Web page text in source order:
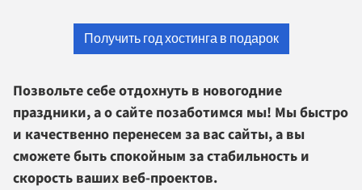
Получить год хостинга в подарок
Позвольте себе отдохнуть в новогодние
праздники, а о сайте позаботимся мы! Мы быстро
и качественно перенесем за вас сайты, а вы
сможете быть спокойным за стабильность и
скорость ваших веб-проектов.